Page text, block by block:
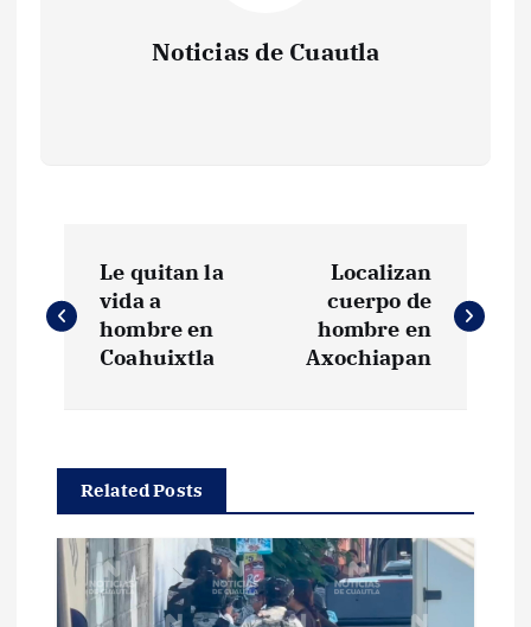
Noticias de Cuautla
a
g
a
c
Le quitan la
vida a
hombre en
Coahuixtla
Localizan
cuerpo de
hombre en
Axochiapan
Related Posts